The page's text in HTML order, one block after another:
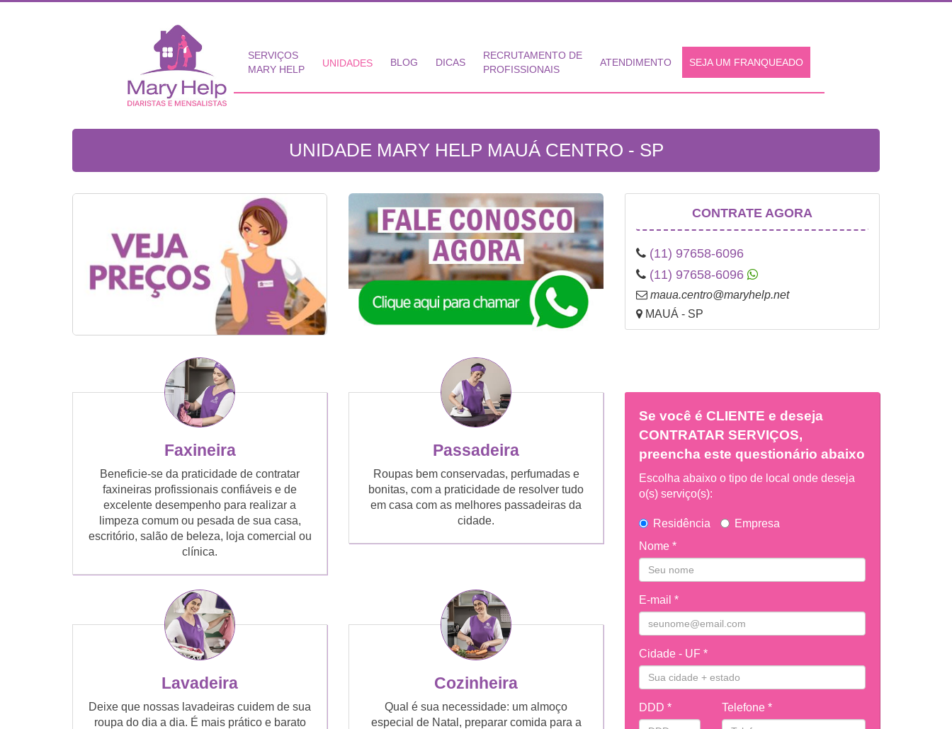
SERVIÇOS
MARY HELP
UNIDADES BLOG DICAS
RECRUTAMENTO DE
PROFISSIONAIS
ATENDIMENTO SEJA UM FRANQUEADO
UNIDADE MARY HELP MAUÁ CENTRO - SP
CONTRATE AGORA
(11) 97658-6096
(11) 97658-6096
maua.centro@maryhelp.net
MAUÁ - SP
Faxineira
Beneficie-se da praticidade de contratar
faxineiras profissionais confiáveis e de
excelente desempenho para realizar a
limpeza comum ou pesada de sua casa,
escritório, salão de beleza, loja comercial ou
clínica.
Passadeira
Roupas bem conservadas, perfumadas e
bonitas, com a praticidade de resolver tudo
em casa com as melhores passadeiras da
cidade.
Lavadeira
Deixe que nossas lavadeiras cuidem de sua
roupa do dia a dia. É mais prático e barato
Cozinheira
Qual é sua necessidade: um almoço
especial de Natal, preparar comida para a
Se você é CLIENTE e deseja
CONTRATAR SERVIÇOS,
preencha este questionário abaixo
Escolha abaixo o tipo de local onde deseja
o(s) serviço(s):
Residência
Empresa
Nome *
E-mail *
Cidade - UF *
DDD * Telefone *